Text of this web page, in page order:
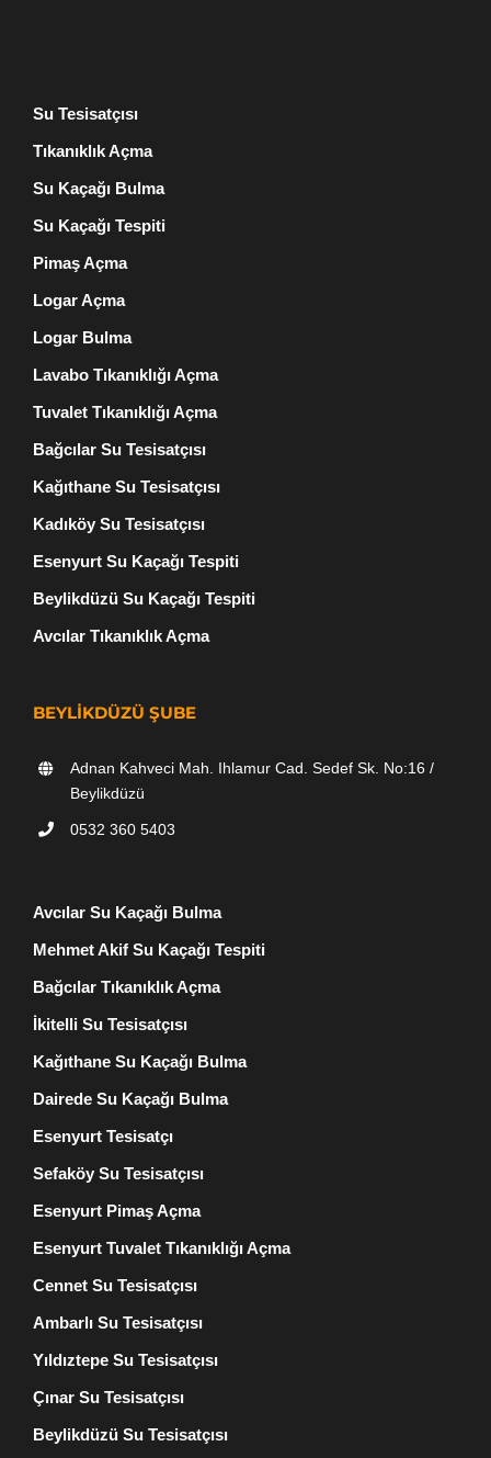
Su Tesisatçısı
Tıkanıklık Açma
Su Kaçağı Bulma
Su Kaçağı Tespiti
Pimaş Açma
Logar Açma
Logar Bulma
Lavabo Tıkanıklığı Açma
Tuvalet Tıkanıklığı Açma
Bağcılar Su Tesisatçısı
Kağıthane Su Tesisatçısı
Kadıköy Su Tesisatçısı
Esenyurt Su Kaçağı Tespiti
Beylikdüzü Su Kaçağı Tespiti
Avcılar Tıkanıklık Açma
BEYLIKDÜZÜ ŞUBE
Adnan Kahveci Mah. Ihlamur Cad. Sedef Sk. No:16 /
Beylikdüzü
0532 360 5403
Avcılar Su Kaçağı Bulma
Mehmet Akif Su Kaçağı Tespiti
Bağcılar Tıkanıklık Açma
İkitelli Su Tesisatçısı
Kağıthane Su Kaçağı Bulma
Dairede Su Kaçağı Bulma
Esenyurt Tesisatçı
Sefaköy Su Tesisatçısı
Esenyurt Pimaş Açma
Esenyurt Tuvalet Tıkanıklığı Açma
Cennet Su Tesisatçısı
Ambarlı Su Tesisatçısı
Yıldıztepe Su Tesisatçısı
Çınar Su Tesisatçısı
Beylikdüzü Su Tesisatçısı